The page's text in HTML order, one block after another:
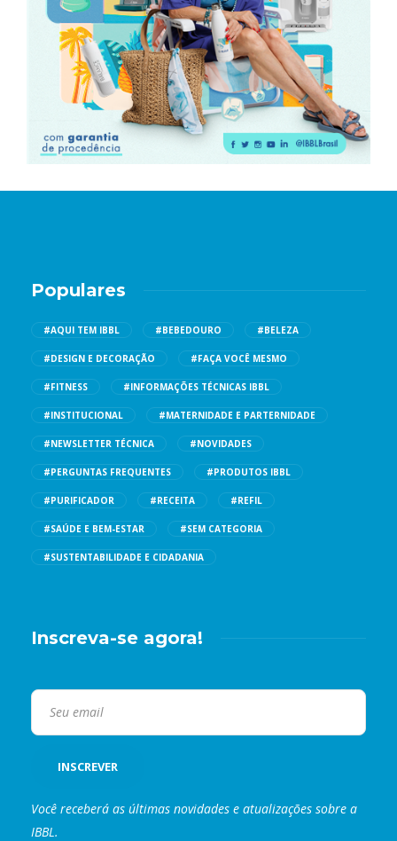
Populares
#AQUI TEM IBBL #BEBEDOURO #BELEZA
#DESIGN E DECORAÇÃO #FAÇA VOCÊ MESMO
#FITNESS #INFORMAÇÕES TÉCNICAS IBBL
#INSTITUCIONAL #MATERNIDADE E PARTERNIDADE
#NEWSLETTER TÉCNICA #NOVIDADES
#PERGUNTAS FREQUENTES #PRODUTOS IBBL
#PURIFICADOR #RECEITA #REFIL
#SAÚDE E BEM-ESTAR #SEM CATEGORIA
#SUSTENTABILIDADE E CIDADANIA
Inscreva-se agora!
Você receberá as últimas novidades e atualizações sobre a
IBBL.